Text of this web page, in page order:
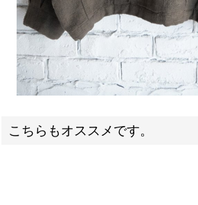
こちらもオススメです。